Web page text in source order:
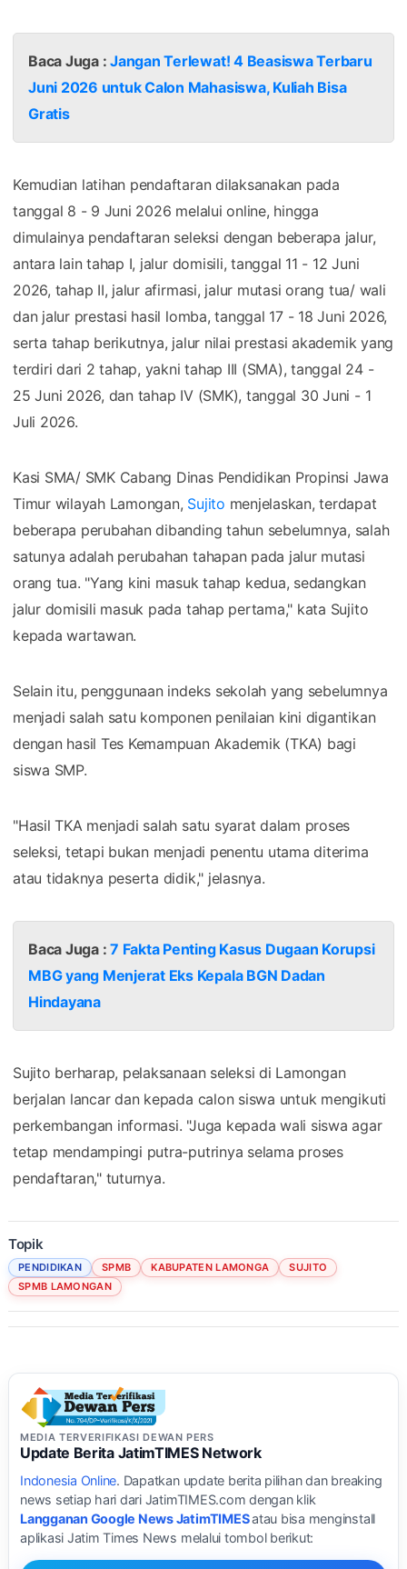
Baca Juga :Jangan Terlewat! 4 Beasiswa Terbaru
Juni 2026 untuk Calon Mahasiswa, Kuliah Bisa
Gratis
Kemudian latihan pendaftaran dilaksanakan pada
tanggal 8 - 9 Juni 2026 melalui online, hingga
dimulainya pendaftaran seleksi dengan beberapa jalur,
antara lain tahap I, jalur domisili, tanggal 11 - 12 Juni
2026, tahap II, jalur afirmasi, jalur mutasi orang tua/ wali
dan jalur prestasi hasil lomba, tanggal 17 - 18 Juni 2026,
serta tahap berikutnya, jalur nilai prestasi akademik yang
terdiri dari 2 tahap, yakni tahap III (SMA), tanggal 24 -
25 Juni 2026, dan tahap IV (SMK), tanggal 30 Juni - 1
Juli 2026.
Kasi SMA/ SMK Cabang Dinas Pendidikan Propinsi Jawa
Timur wilayah Lamongan, Sujito menjelaskan, terdapat
beberapa perubahan dibanding tahun sebelumnya, salah
satunya adalah perubahan tahapan pada jalur mutasi
orang tua. "Yang kini masuk tahap kedua, sedangkan
jalur domisili masuk pada tahap pertama," kata Sujito
kepada wartawan.
Selain itu, penggunaan indeks sekolah yang sebelumnya
menjadi salah satu komponen penilaian kini digantikan
dengan hasil Tes Kemampuan Akademik (TKA) bagi
siswa SMP.
"Hasil TKA menjadi salah satu syarat dalam proses
seleksi, tetapi bukan menjadi penentu utama diterima
atau tidaknya peserta didik," jelasnya.
Baca Juga :7 Fakta Penting Kasus Dugaan Korupsi
MBG yang Menjerat Eks Kepala BGN Dadan
Hindayana
Sujito berharap, pelaksanaan seleksi di Lamongan
berjalan lancar dan kepada calon siswa untuk mengikuti
perkembangan informasi. "Juga kepada wali siswa agar
tetap mendampingi putra-putrinya selama proses
pendaftaran," tuturnya.
Topik
PENDIDIKAN SPMB KABUPATEN LAMONGA
SUJITO
SPMB LAMONGAN
MEDIA TERVERIFIKASI DEWAN PERS
Update Berita JatimTIMES Network
Indonesia Online. Dapatkan update berita pilihan dan breaking
news setiap hari dari JatimTIMES.com dengan klik
Langganan Google News JatimTIMESatau bisa menginstall
aplikasi Jatim Times News melalui tombol berikut: